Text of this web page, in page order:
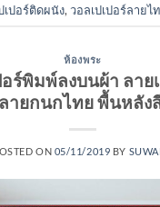
เปอร์ติดผนัง, วอลเปเปอร์ลายไ
ห้องพระ
อร์พิมพ์ลงบนผ้า ลา
ายกนกไทย พื้นหลัง
ON 05/11/2019 BY